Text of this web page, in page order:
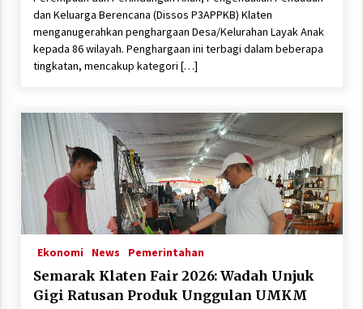
dan Keluarga Berencana (Dissos P3APPKB) Klaten
menganugerahkan penghargaan Desa/Kelurahan Layak Anak
kepada 86 wilayah. Penghargaan ini terbagi dalam beberapa
tingkatan, mencakup kategori […]
Ekonomi News Pemerintahan
Semarak Klaten Fair 2026: Wadah Unjuk
Gigi Ratusan Produk Unggulan UMKM